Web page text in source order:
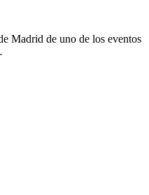
Madrid de uno de los eventos